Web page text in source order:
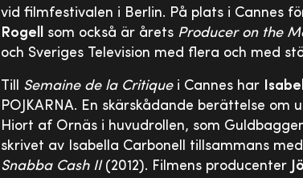
vid filmfestivalen i Berlin. På plats i Cannes
Rogell som också är årets Producer on the
och Sveriges Television med flera och med
Till Semaine de la Critiquei Cannes har
POJKARNA. En skärskådande berättelse
Hiort af Ornäs i huvudrollen, som
skrivet av Isabella Carbonell tillsammans med
Snabba Cash II(2012). Filmens producenter